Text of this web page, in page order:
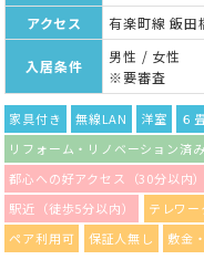
アクセス
有楽町線 飯
入居条件
男性 / 女性
※要審査
家具付き 無線LAN 洋室 ６
リフォーム・リノベーション済み
都心への好アクセス（30分以内）
駅近（徒歩5分以内）
テレワー
ペア利用可
保証人無し 敷金